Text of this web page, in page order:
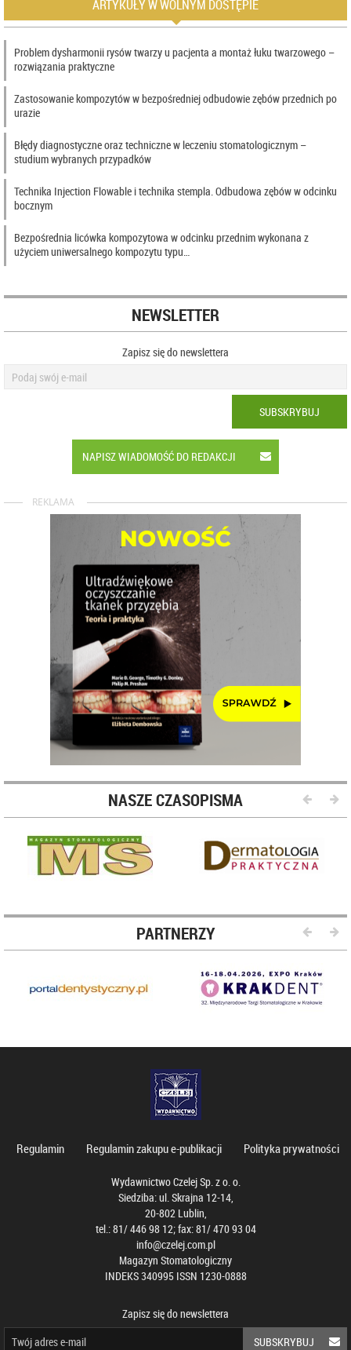
ARTYKUŁY W WOLNYM DOSTĘPIE
Problem dysharmonii rysów twarzy u pacjenta a montaż łuku twarzowego –
rozwiązania praktyczne
Zastosowanie kompozytów w bezpośredniej odbudowie zębów przednich po
urazie
Błędy diagnostyczne oraz techniczne w leczeniu stomatologicznym –
studium wybranych przypadków
Technika Injection Flowable i technika stempla. Odbudowa zębów w odcinku
bocznym
Bezpośrednia licówka kompozytowa w odcinku przednim wykonana z
użyciem uniwersalnego kompozytu typu…
NEWSLETTER
Zapisz się do newslettera
SUBSKRYBUJ
NAPISZ WIADOMOŚĆ DO REDAKCJI
REKLAMA
NASZE CZASOPISMA
PARTNERZY
Regulamin Regulamin zakupu e-publikacji Polityka prywatności
Wydawnictwo Czelej Sp. z o. o.
Siedziba: ul. Skrajna 12-14,
20-802 Lublin,
tel.: 81/ 446 98 12; fax: 81/ 470 93 04
info@czelej.com.pl
Magazyn Stomatologiczny
INDEKS 340995 ISSN 1230-0888
Zapisz się do newslettera
SUBSKRYBUJ